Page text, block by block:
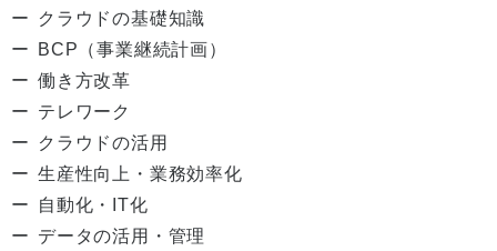
クラウドの基礎知識
BCP（事業継続計画）
働き方改革
テレワーク
クラウドの活用
生産性向上・業務効率化
自動化・IT化
データの活用・管理